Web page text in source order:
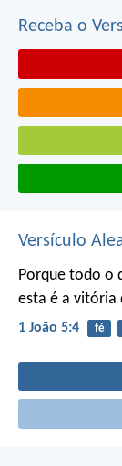
Receba o
Versículo
Porque todo o
esta é a vitória
1 João 5:4 fé